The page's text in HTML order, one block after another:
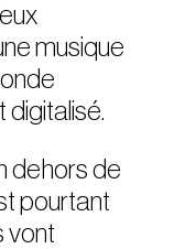
musique
digitalisé.
dehors de
pourtant
vont